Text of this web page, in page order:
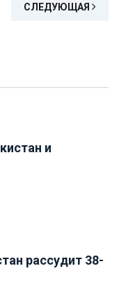
СЛЕДУЮЩАЯ
и
рассудит 38-